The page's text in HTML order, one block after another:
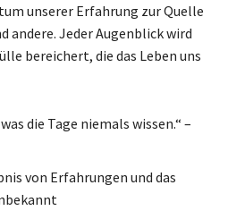
unserer Erfahrung zur Quelle
andere. Jeder Augenblick wird
bereichert, die das Leben uns
die Tage niemals wissen.“ –
von Erfahrungen und das